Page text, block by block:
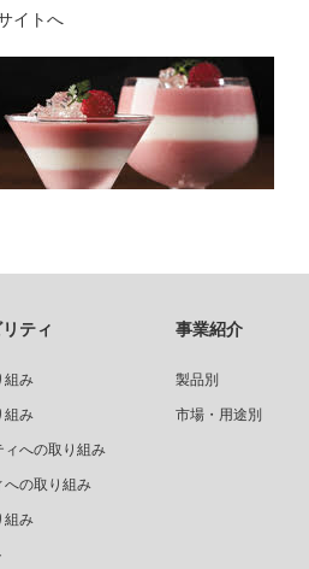
イトへ
ティ
組み
組み
ィへの取り組み
への取り組み
組み
事業紹介
製品別
市場・用途別